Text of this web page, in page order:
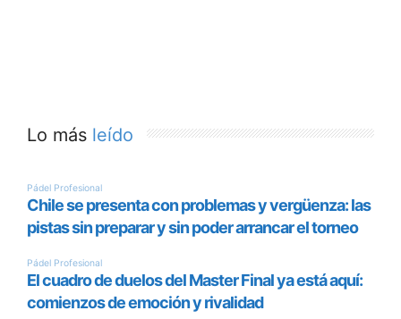
Lo más leído